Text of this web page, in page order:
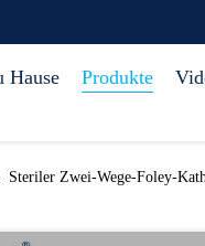
Hause Produkte
Steriler Zwei-Wege-Foley-